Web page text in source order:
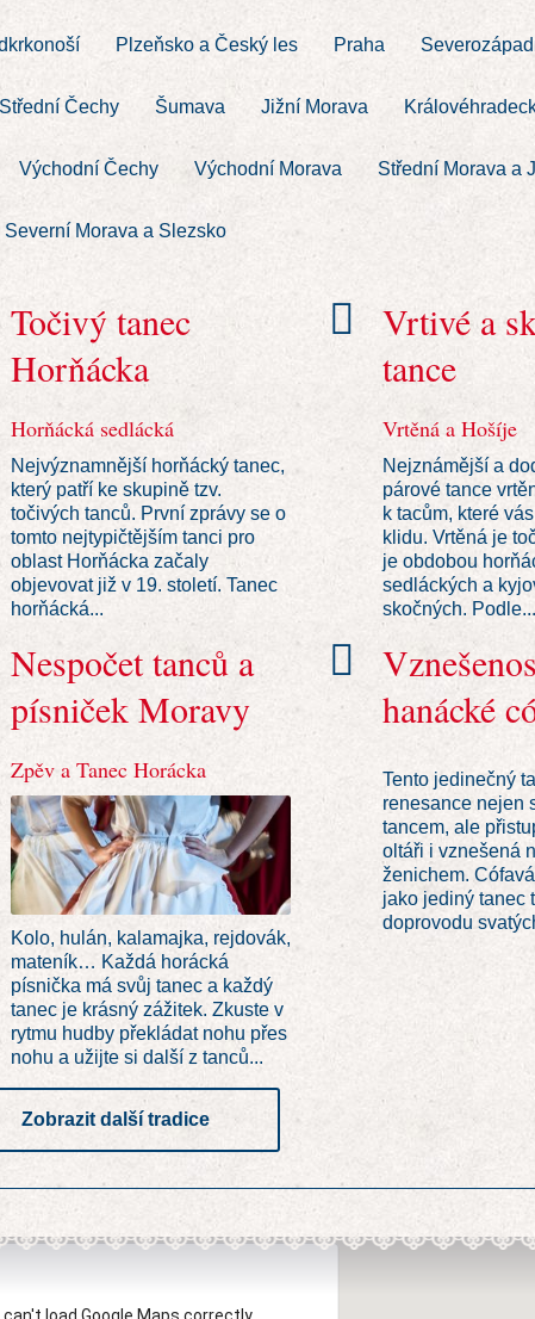
Plzeňsko a Český les Praha
Střední Čechy Šumava Jižní Morava
Východní Čechy Východní Morava Střední Morava a
Severní Morava a Slezsko
Točivý tanec
Horňácka
Horňácká sedlácká
Nejvýznamnější horňácký tanec,
který patří ke skupině tzv.
točivých tanců. První zprávy se o
tomto nejtypičtějším tanci pro
oblast Horňácka začaly
objevovat již v 19. století. Tanec
horňácká...
Vrtivé a
tance
Vrtěná a Hošíje
Nejznámější a
párové tance
k tacům, které
klidu. Vrtěná je
je obdobou
sedláckých a
skočných. Podle...
Nespočet tanců a
písniček Moravy
Zpěv a Tanec Horácka
Kolo, hulán, kalamajka, rejdovák,
mateník… Každá horácká
písnička má svůj tanec a každý
tanec je krásný zážitek. Zkuste v
rytmu hudby překládat nohu přes
nohu a užijte si další z tanců...
hanácké
Tento jedinečný
renesance nejen
tancem, ale
oltáři i vznešená
ženichem.
jako jediný tanec
doprovodu
Zobrazit další tradice